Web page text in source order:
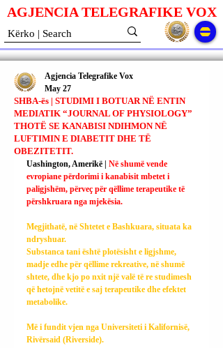
AGJENCIA TELEGRAFIKE VOX
SHBA-ës | STUDIMI I BOTUAR NË ENTIN
MEDIATIK “JOURNAL OF PHYSIOLOGY”
THOTË SE KANABISI NDIHMON NË
LUFTIMIN E DIABETIT DHE TË
OBEZITETIT.
Agjencia Telegrafike Vox
May 27
Uashington, Amerikë | Në shumë vende
evropiane përdorimi i kanabisit mbetet i
paligjshëm, përveç për qëllime terapeutike të
përshkruara nga mjekësia.
Megjithatë, në Shtetet e Bashkuara, situata ka
ndryshuar.
Substanca tani është plotësisht e ligjshme,
madje edhe për qëllime rekreative, në shumë
shtete, dhe kjo po nxit një valë të re studimesh
që hetojnë vetitë e saj terapeutike dhe efektet
metabolike.
Më i fundit vjen nga Universiteti i Kalifornisë,
Rivërsaid (Riverside).